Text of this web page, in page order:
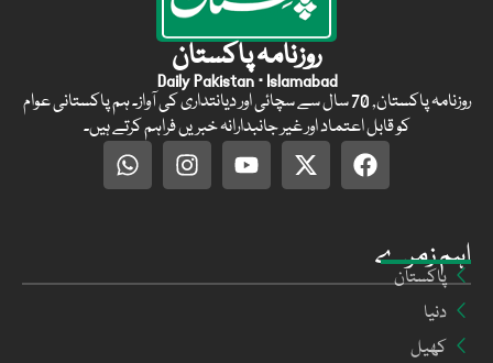
اہم زمرے
پاکستان
دنیا
کھیل
روزنامہ پاکستان
Daily Pakistan · Islamabad
روزنامہ پاکستان, 70 سال سے سچائی اور دیانتداری کی آواز۔ ہم پاکستانی عوام
کو قابل اعتماد اور غیر جانبدارانہ خبریں فراہم کرتے ہیں۔